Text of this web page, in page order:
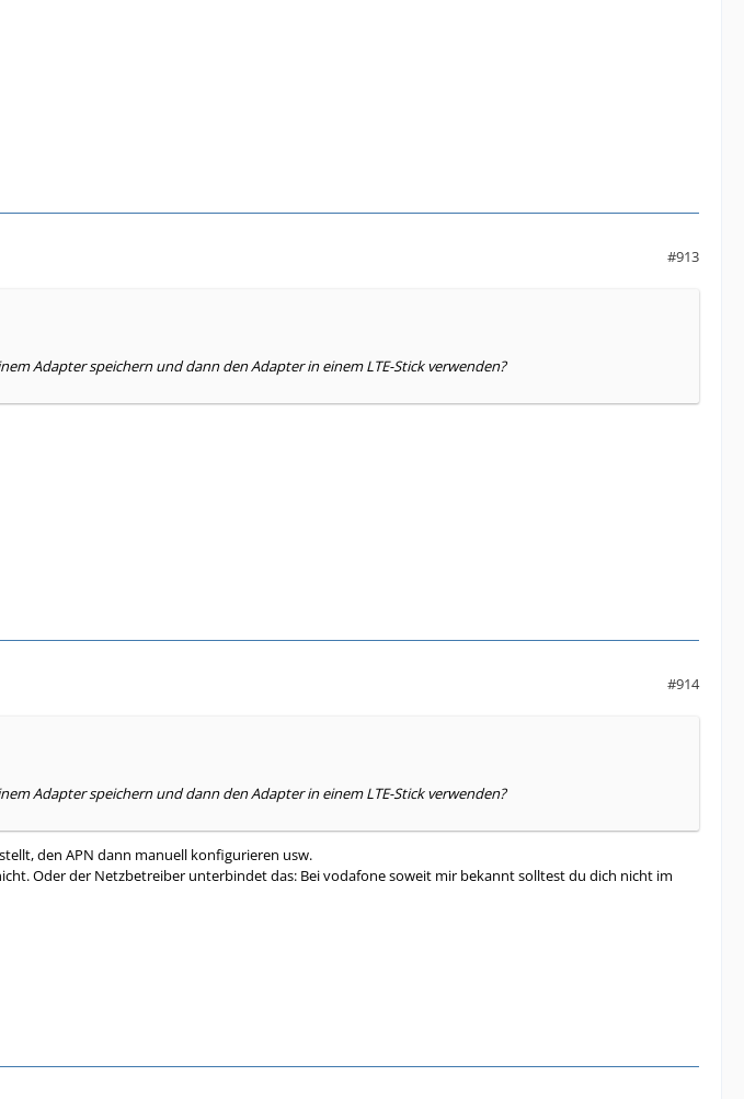
#913
Adapter speichern und dann den Adapter in einem LTE-Stick verwenden?
#914
Adapter speichern und dann den Adapter in einem LTE-Stick verwenden?
den APN dann manuell konfigurieren usw.
Oder der Netzbetreiber unterbindet das: Bei vodafone soweit mir bekannt solltest du dich nicht im